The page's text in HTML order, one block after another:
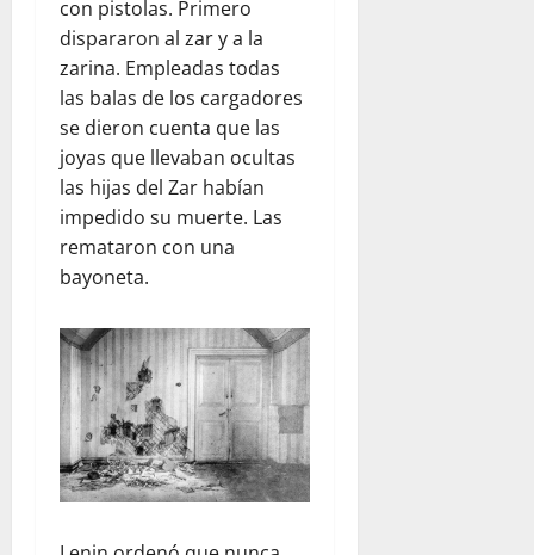
con pistolas. Primero
dispararon al zar y a la
zarina. Empleadas todas
las balas de los cargadores
se dieron cuenta que las
joyas que llevaban ocultas
las hijas del Zar habían
impedido su muerte. Las
remataron con una
bayoneta.